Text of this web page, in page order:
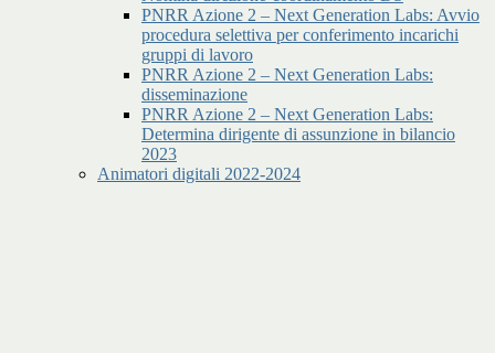
PNRR Azione 2 – Next Generation Labs: Avvio
procedura selettiva per conferimento incarichi
gruppi di lavoro
PNRR Azione 2 – Next Generation Labs:
disseminazione
PNRR Azione 2 – Next Generation Labs:
Determina dirigente di assunzione in bilancio
2023
Animatori digitali 2022-2024